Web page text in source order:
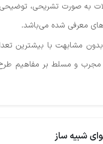
به صورت تشریحی، توضیحی
معرفی شده می‌باشد.
مشابهت با بیشترین
مجرب و مسلط بر مفاهیم
شبیه ساز